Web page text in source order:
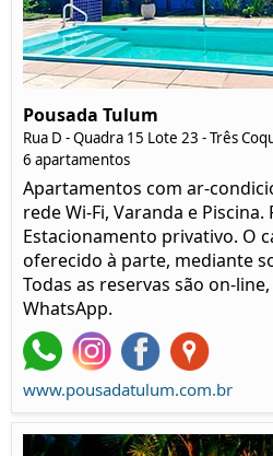
Pousada Tulum
Rua D - Quadra 15 Lote 23 - Três
6 apartamentos
Apartamentos com ar-
rede Wi-Fi, Varanda e
Estacionamento privativo. O
oferecido à parte, mediante
Todas as reservas são on-
WhatsApp.
www.pousadatulum.com.br